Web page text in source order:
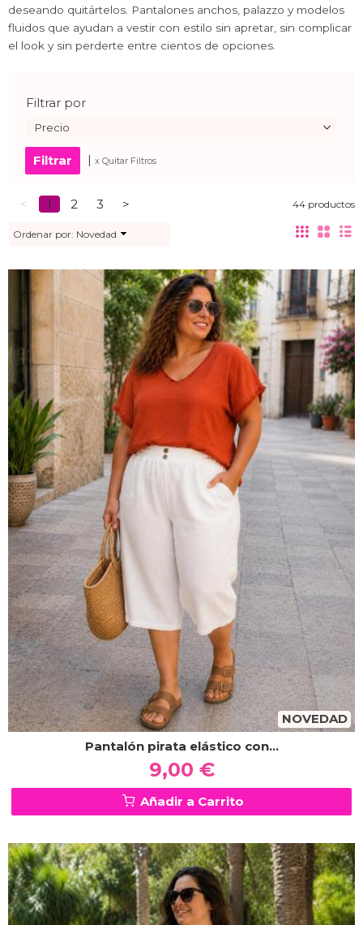
deseando quitártelos. Pantalones anchos, palazzo y modelos
fluidos que ayudan a vestir con estilo sin apretar, sin complicar
el look y sin perderte entre cientos de opciones.
Filtrar por
Precio
| x Quitar Filtros
< 1 2 3 > 44 productos
Ordenar por: Novedad
NOVEDAD
Pantalón pirata elástico con...
9,00 €
Añadir a Carrito